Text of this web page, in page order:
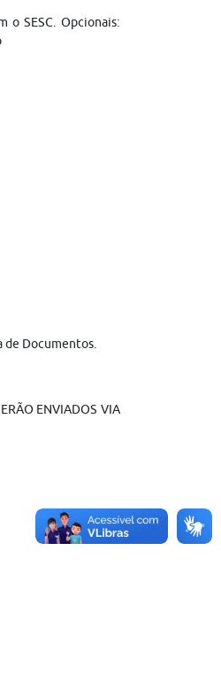
o SESC. Opcionais:
de Documentos.
ENVIADOS VIA